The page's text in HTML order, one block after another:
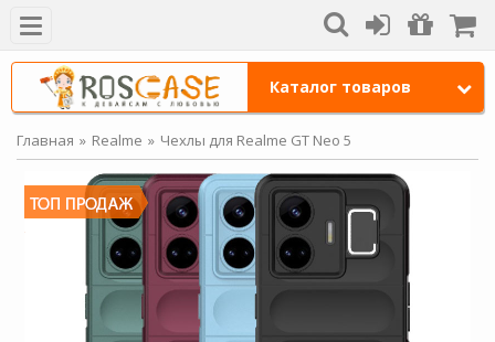
Каталог товаров
Главная Realme Чехлы для Realme GT Neo 5